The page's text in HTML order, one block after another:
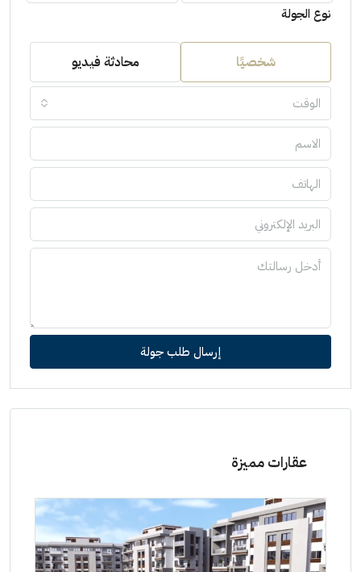
نوع الجولة
شخصيًا محادثة فيديو
الوقت
إرسال طلب جولة
عقارات مميزة